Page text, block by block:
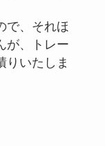
で、それほ
が、トレー
りいたしま